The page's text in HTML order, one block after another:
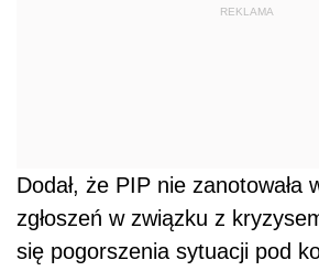
REKLAMA
Dodał, że PIP nie zanotowała
zgłoszeń w związku z
się pogorszenia sytuacji pod